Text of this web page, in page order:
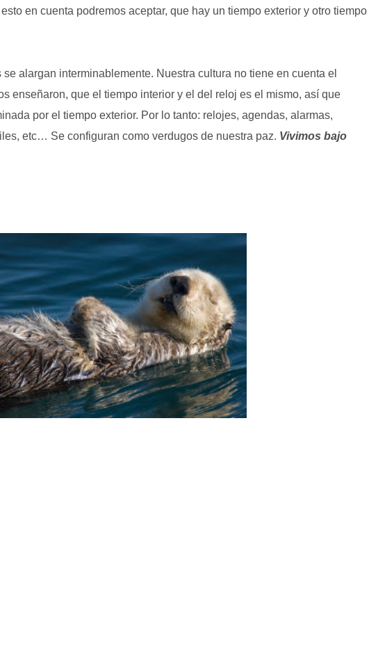
en cuenta podremos aceptar, que hay un tiempo exterior y otro tiempo
alargan interminablemente. Nuestra cultura no tiene en cuenta el
enseñaron, que el tiempo interior y el del reloj es el mismo, así que
por el tiempo exterior. Por lo tanto: relojes, agendas, alarmas,
etc… Se configuran como verdugos de nuestra paz. Vivimos bajo